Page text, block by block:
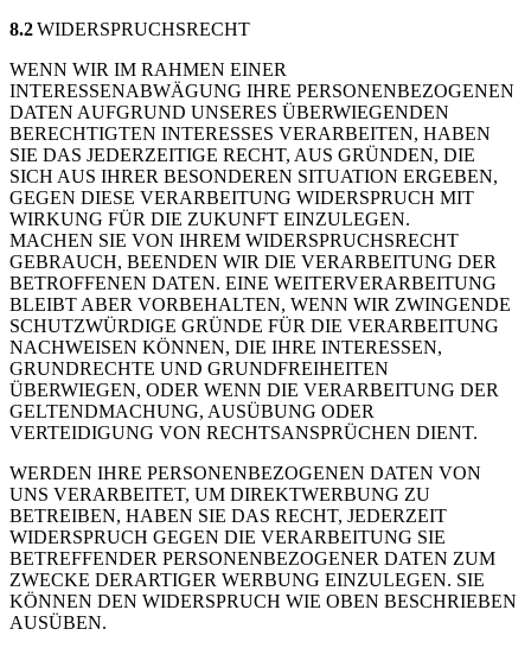
8.2WIDERSPRUCHSRECHT
WENN WIR IM RAHMEN EINER
INTERESSENABWÄGUNG IHRE PERSONENBEZOGENEN
DATEN AUFGRUND UNSERES ÜBERWIEGENDEN
BERECHTIGTEN INTERESSES VERARBEITEN, HABEN
SIE DAS JEDERZEITIGE RECHT, AUS GRÜNDEN, DIE
SICH AUS IHRER BESONDEREN SITUATION ERGEBEN,
GEGEN DIESE VERARBEITUNG WIDERSPRUCH MIT
WIRKUNG FÜR DIE ZUKUNFT EINZULEGEN.
MACHEN SIE VON IHREM WIDERSPRUCHSRECHT
GEBRAUCH, BEENDEN WIR DIE VERARBEITUNG DER
BETROFFENEN DATEN. EINE WEITERVERARBEITUNG
BLEIBT ABER VORBEHALTEN, WENN WIR ZWINGENDE
SCHUTZWÜRDIGE GRÜNDE FÜR DIE VERARBEITUNG
NACHWEISEN KÖNNEN, DIE IHRE INTERESSEN,
GRUNDRECHTE UND GRUNDFREIHEITEN
ÜBERWIEGEN, ODER WENN DIE VERARBEITUNG DER
GELTENDMACHUNG, AUSÜBUNG ODER
VERTEIDIGUNG VON RECHTSANSPRÜCHEN DIENT.
WERDEN IHRE PERSONENBEZOGENEN DATEN VON
UNS VERARBEITET, UM DIREKTWERBUNG ZU
BETREIBEN, HABEN SIE DAS RECHT, JEDERZEIT
WIDERSPRUCH GEGEN DIE VERARBEITUNG SIE
BETREFFENDER PERSONENBEZOGENER DATEN ZUM
ZWECKE DERARTIGER WERBUNG EINZULEGEN. SIE
KÖNNEN DEN WIDERSPRUCH WIE OBEN BESCHRIEBEN
AUSÜBEN.